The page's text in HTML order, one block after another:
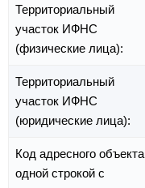
Территориальный
участок ИФНС
(физические лица):
Территориальный
участок ИФНС
(юридические лица):
Код адресного объекта
одной строкой с